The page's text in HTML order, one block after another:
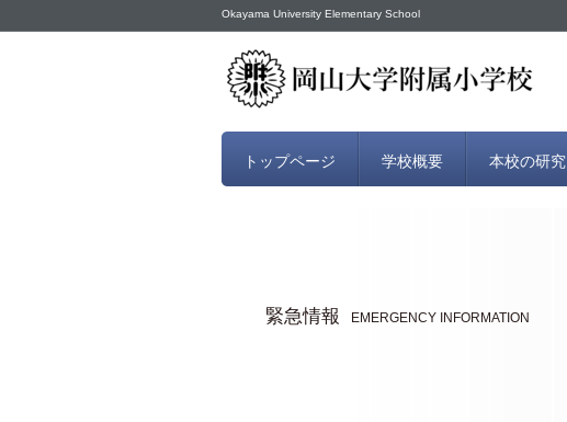
Okayama University Elementary School
緊急情報 EMERGENCY INFORMATION
トップページ 学校概要 本校の研究